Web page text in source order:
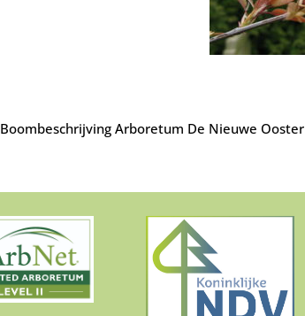
Boombeschrijving Arboretum De Nieuwe Ooster